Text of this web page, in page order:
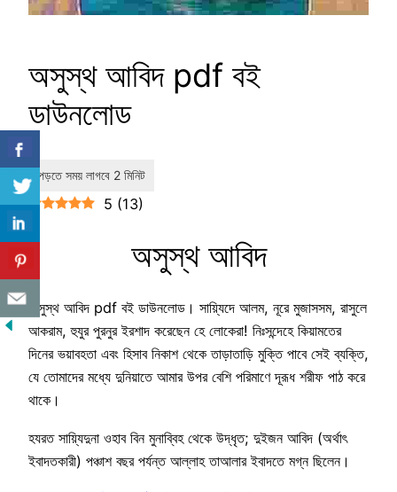
অসুস্থ আবিদ pdf বই
ডাউনলোড
5 (13)
অসুস্থ আবিদ
অসুস্থ আবিদ pdf বই ডাউনলোড। সায়্যিদে আলম, নূরে মুজাসসম, রাসুলে
আকরাম, হুযুর পুরনুর ইরশাদ করেছেন হে লোকেরা! নিঃসন্দেহে কিয়ামতের
দিনের ভয়াবহতা এবং হিসাব নিকাশ থেকে তাড়াতাড়ি মুক্তি পাবে সেই ব্যক্তি,
যে তোমাদের মধ্যে দুনিয়াতে আমার উপর বেশি পরিমাণে দূরূধ শরীফ পাঠ করে
থাকে।
হযরত সায়্যিদুনা ওহাব বিন মুনাব্বিহ থেকে উদ্ধৃত; দুইজন আবিদ (অর্থাৎ
ইবাদতকারী) পঞ্চাশ বছর পর্যন্ত আল্লাহ তাআলার ইবাদতে মগ্ন ছিলেন।